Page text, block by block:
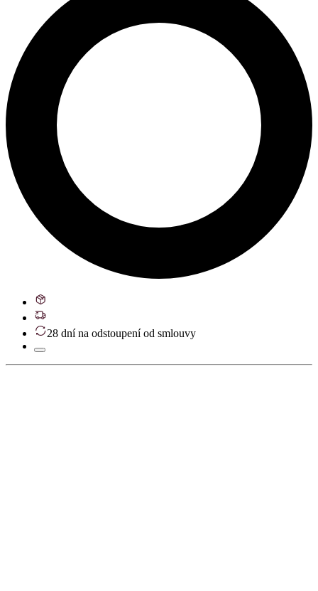
28 dní na odstoupení od smlouvy